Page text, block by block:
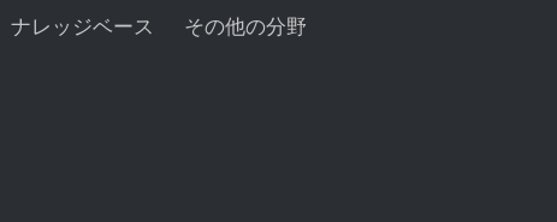
ナレッジベース その他の分野